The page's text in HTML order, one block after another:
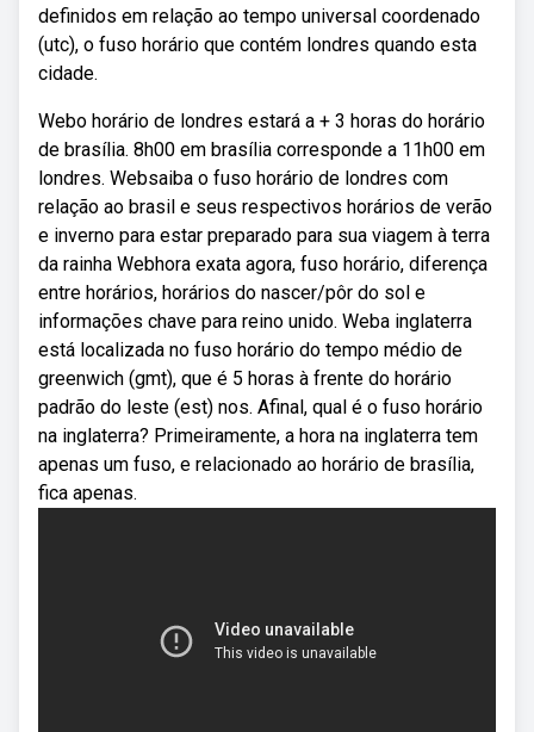
definidos em relação ao tempo universal coordenado
(utc), o fuso horário que contém londres quando esta
cidade.
Webo horário de londres estará a + 3 horas do horário
de brasília. 8h00 em brasília corresponde a 11h00 em
londres. Websaiba o fuso horário de londres com
relação ao brasil e seus respectivos horários de verão
e inverno para estar preparado para sua viagem à terra
da rainha Webhora exata agora, fuso horário, diferença
entre horários, horários do nascer/pôr do sol e
informações chave para reino unido. Weba inglaterra
está localizada no fuso horário do tempo médio de
greenwich (gmt), que é 5 horas à frente do horário
padrão do leste (est) nos. Afinal, qual é o fuso horário
na inglaterra? Primeiramente, a hora na inglaterra tem
apenas um fuso, e relacionado ao horário de brasília,
fica apenas.